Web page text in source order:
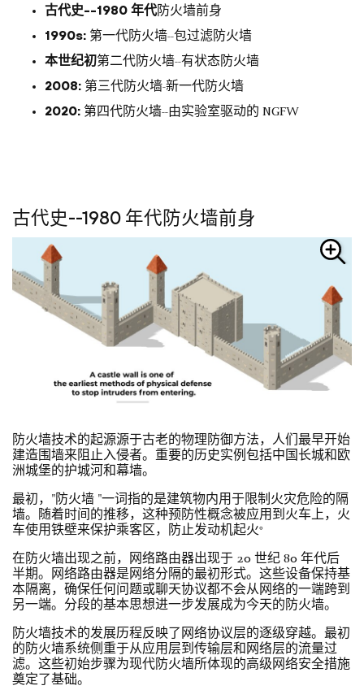
古代史--1980 年代防火墙前身
1990s: 第一代防火墙--包过滤防火墙
本世纪初第二代防火墙--有状态防火墙
2008: 第三代防火墙-新一代防火墙
2020: 第四代防火墙--由实验室驱动的 NGFW
古代史--1980 年代防火墙前身
防火墙技术的起源源于古老的物理防御方法，人们最早开始
建造围墙来阻止入侵者。重要的历史实例包括中国长城和欧
洲城堡的护城河和幕墙。
最初，"防火墙 "一词指的是建筑物内用于限制火灾危险的隔
墙。随着时间的推移，这种预防性概念被应用到火车上，火
车使用铁壁来保护乘客区，防止发动机起火。
在防火墙出现之前，网络路由器出现于 20 世纪 80 年代后
半期。网络路由器是网络分隔的最初形式。这些设备保持基
本隔离，确保任何问题或聊天协议都不会从网络的一端跨到
另一端。分段的基本思想进一步发展成为今天的防火墙。
防火墙技术的发展历程反映了网络协议层的逐级穿越。最初
的防火墙系统侧重于从应用层到传输层和网络层的流量过
滤。这些初始步骤为现代防火墙所体现的高级网络安全措施
奠定了基础。